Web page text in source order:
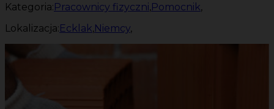
Kategoria:Pracownicy fizyczni,Pomocnik,
Lokalizacja:Ecklak,Niemcy,